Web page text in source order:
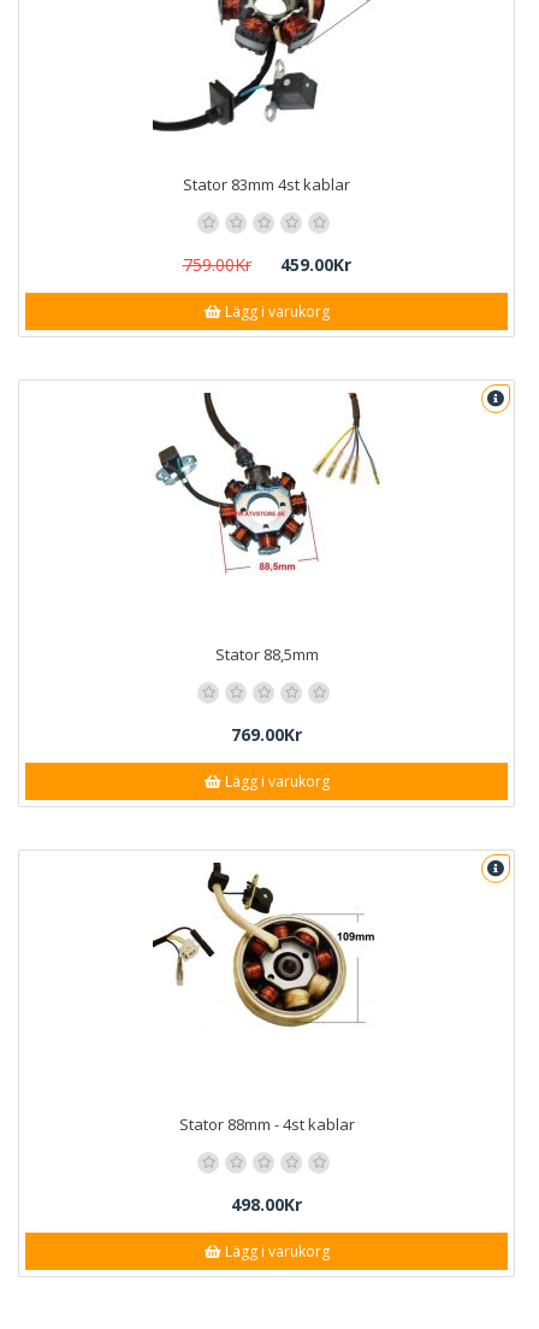
Stator 83mm 4st kablar
759.00Kr 459.00Kr
Lägg i varukorg
Stator 88,5mm
769.00Kr
Lägg i varukorg
Stator 88mm - 4st kablar
498.00Kr
Lägg i varukorg